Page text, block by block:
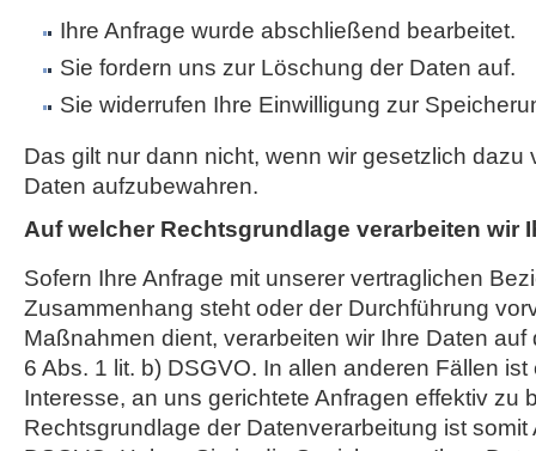
Ihre Anfrage wurde abschließend bearbeitet.
Sie fordern uns zur Löschung der Daten auf.
Sie widerrufen Ihre Einwilligung zur
Das gilt nur dann nicht, wenn wir gesetzlich dazu
Daten aufzubewahren.
Auf welcher Rechtsgrundlage verarbeiten wir
Sofern Ihre Anfrage mit unserer vertraglichen
Zusammenhang steht oder der Durchführung
Maßnahmen dient, verarbeiten wir Ihre Daten auf
6 Abs. 1 lit. b) DSGVO. In allen anderen Fällen
Interesse, an uns gerichtete Anfragen effektiv zu
Rechtsgrundlage der Datenverarbeitung ist somit